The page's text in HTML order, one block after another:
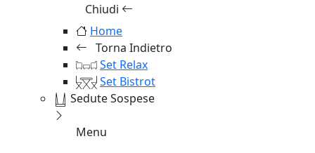
Chiudi
Home
Torna Indietro
Set Relax
Set Bistrot
Sedute Sospese
Menu